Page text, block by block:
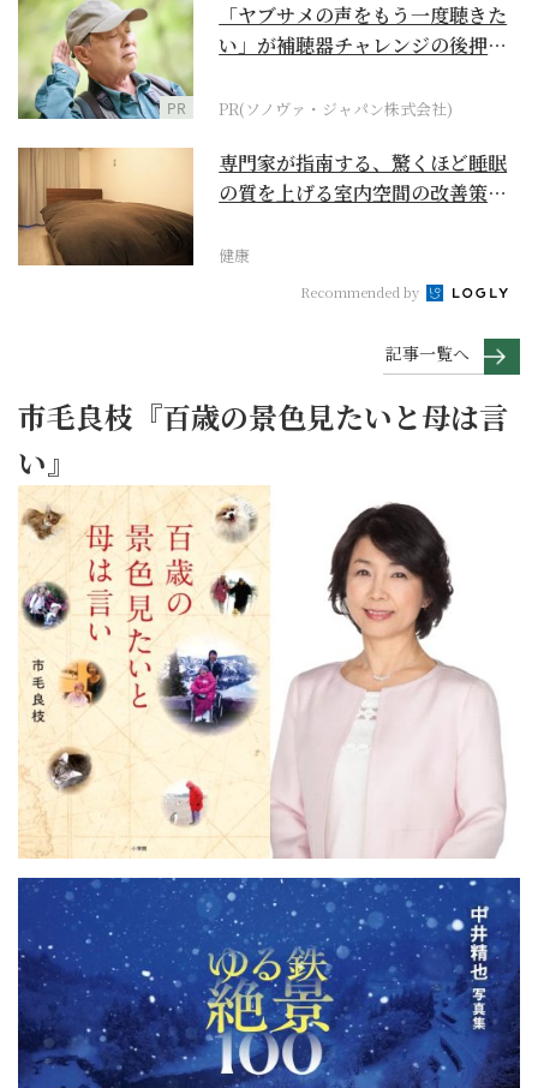
PR
「ヤブサメの声をもう一度聴きた
い」が補聴器チャレンジの後押し
PR(ソノヴァ・ジャパン株式会社)
専門家が指南する、驚くほど睡眠
の質を上げる室内空間の改善策と
健康
Recommended by
記事一覧へ
市毛良枝『百歳の景色見たいと母は言
い』